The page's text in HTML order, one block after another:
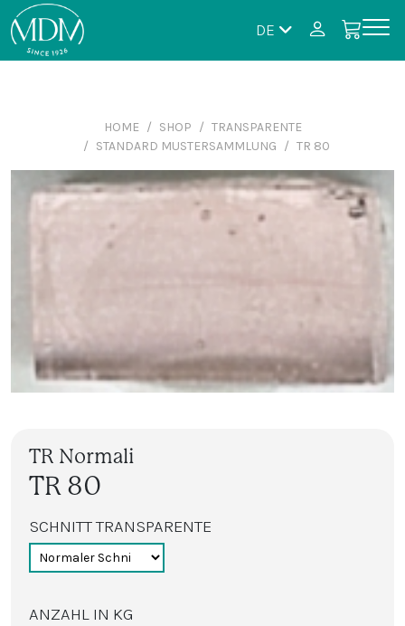
DE
HOME SHOP
TRANSPARENTE
STANDARD MUSTERSAMMLUNG
TR 80
TR Normali
TR 80
SCHNITT TRANSPARENTE
ANZAHL IN KG